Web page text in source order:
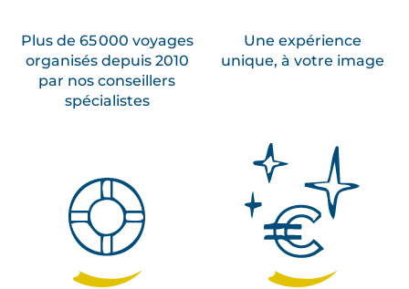
Plus de 65 000 voyages
organisés depuis 2010
par nos conseillers
spécialistes
Une expérience
unique, à votre image